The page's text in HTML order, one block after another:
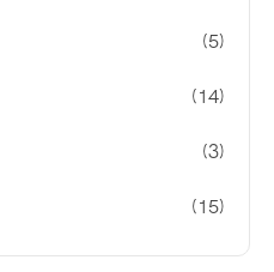
(5)
(14)
(3)
(15)